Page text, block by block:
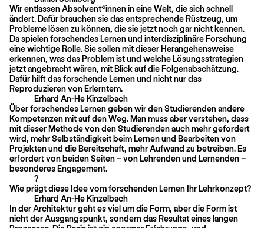
Wir entlassen Absolvent*innen in eine Welt, die sich schnell
ändert. Dafür brauchen sie das entsprechende Rüstzeug, um
Probleme lösen zu können, die sie jetzt noch gar nicht kennen.
Da spielen forschendes Lernen und interdisziplinäre Forschung
eine wichtige Rolle. Sie sollen mit dieser Herangehensweise
erkennen, was das Problem ist und welche Lösungsstrategien
jetzt angebracht wären, mit Blick auf die Folgenabschätzung.
Dafür hilft das forschende Lernen und nicht nur das
Reproduzieren von Erlerntem.
Erhard An-He Kinzelbach
Über forschendes Lernen geben wir den Studierenden andere
Kompetenzen mit auf den Weg. Man muss aber verstehen, dass
mit dieser Methode von den Studierenden auch mehr gefordert
wird, mehr Selbständigkeit beim Lernen und Bearbeiten von
Projekten und die Bereitschaft, mehr Aufwand zu betreiben. Es
erfordert von beiden Seiten – von Lehrenden und Lernenden –
besonderes Engagement.
?
Wie prägt diese Idee vom forschenden Lernen Ihr Lehrkonzept?
Erhard An-He Kinzelbach
In der Architektur geht es viel um die Form, aber die Form ist
nicht der Ausgangspunkt, sondern das Resultat eines langen